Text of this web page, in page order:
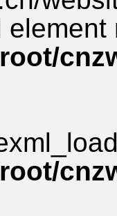
element